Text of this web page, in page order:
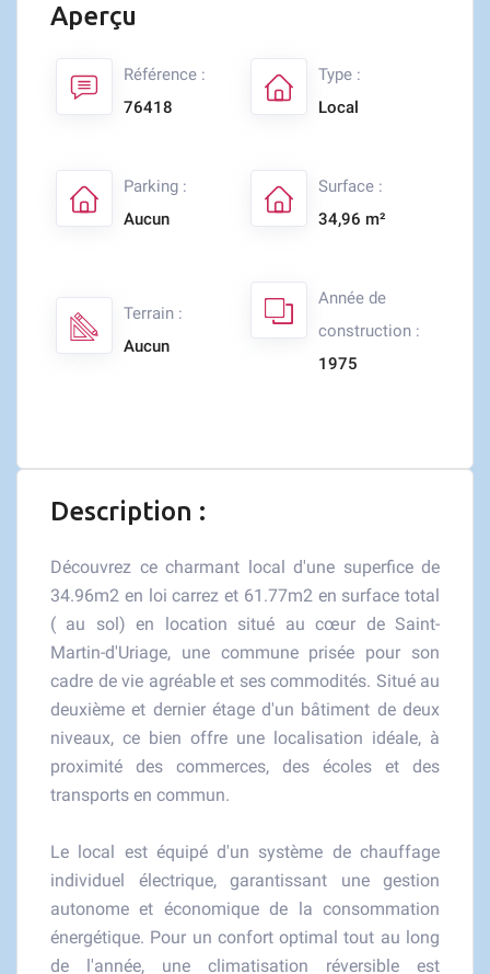
Aperçu
Référence :
76418
Type :
Local
Parking :
Aucun
Surface :
34,96 m²
Terrain :
Aucun
Année de
construction :
1975
Description :
Découvrez ce charmant local d'une superfice de
34.96m2 en loi carrez et 61.77m2 en surface total
( au sol) en location situé au cœur de Saint-
Martin-d'Uriage, une commune prisée pour son
cadre de vie agréable et ses commodités. Situé au
deuxième et dernier étage d'un bâtiment de deux
niveaux, ce bien offre une localisation idéale, à
proximité des commerces, des écoles et des
transports en commun.
Le local est équipé d'un système de chauffage
individuel électrique, garantissant une gestion
autonome et économique de la consommation
énergétique. Pour un confort optimal tout au long
de l'année, une climatisation réversible est